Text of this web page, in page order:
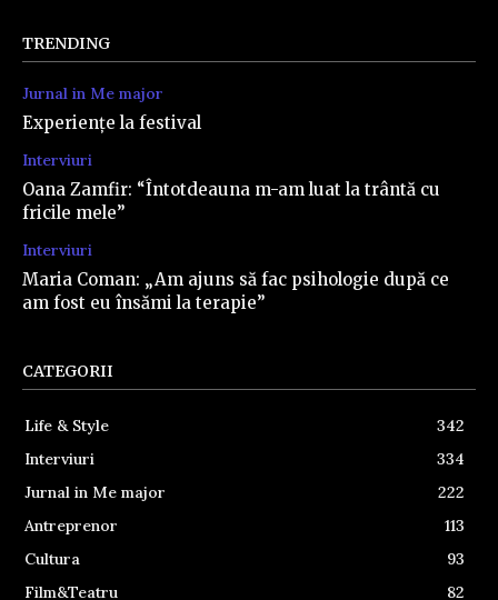
TRENDING
Jurnal in Me major
Experiențe la festival
Interviuri
Oana Zamfir: “Întotdeauna m-am luat la trântă cu
fricile mele”
Interviuri
Maria Coman: „Am ajuns să fac psihologie după ce
am fost eu însămi la terapie”
CATEGORII
Life & Style
342
Interviuri
334
Jurnal in Me major
222
Antreprenor
113
Cultura
93
Film&Teatru
82